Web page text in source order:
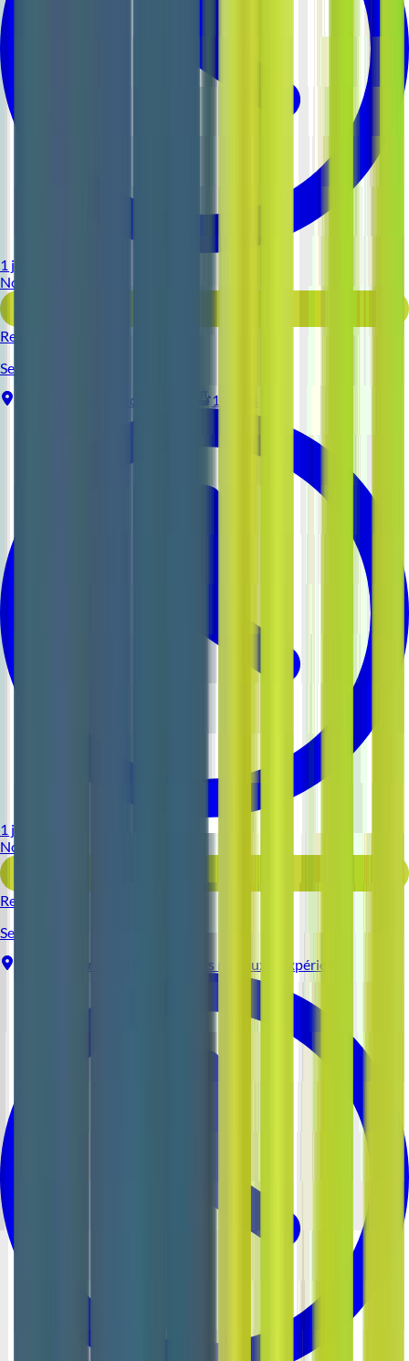
1 jour
Nouveau
Reso 44
Serveur (H/F)
La Baule-Escoublac
1-2 ans
1 jour
Nouveau
Reso 44
Serveur (H/F)
Thouaré-sur-Loire
Tous niveaux d'expérience